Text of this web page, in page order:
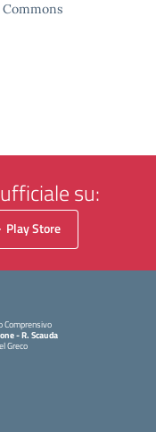
su:
Play Store
- R. Scauda
Greco